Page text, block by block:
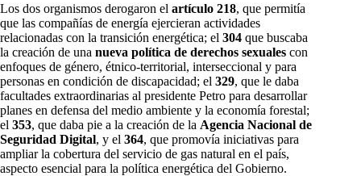
Los dos organismos derogaron el artículo 218, que permitía
que las compañías de energía ejercieran actividades
relacionadas con la transición energética; el 304 que buscaba
la creación de una nueva política de derechos sexuales con
enfoques de género, étnico-territorial, interseccional y para
personas en condición de discapacidad; el 329, que le daba
facultades extraordinarias al presidente Petro para desarrollar
planes en defensa del medio ambiente y la economía forestal;
el 353, que daba pie a la creación de la Agencia Nacional de
Seguridad Digital, y el 364, que promovía iniciativas para
ampliar la cobertura del servicio de gas natural en el país,
aspecto esencial para la política energética del Gobierno.